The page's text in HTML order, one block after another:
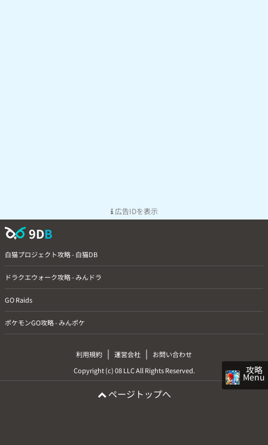
攻略
Menu
広告IDを表示
9DB
白猫プロジェクト攻略 - 白猫DB
ドラクエウォーク攻略 - みんドラ
GO Raids
ポケモンGO攻略 - みんポケ
利用規約 | 運営会社 |
お問い合わせ
Copyright (c) 08 LLC All Rights Reserved.
ページトップへ